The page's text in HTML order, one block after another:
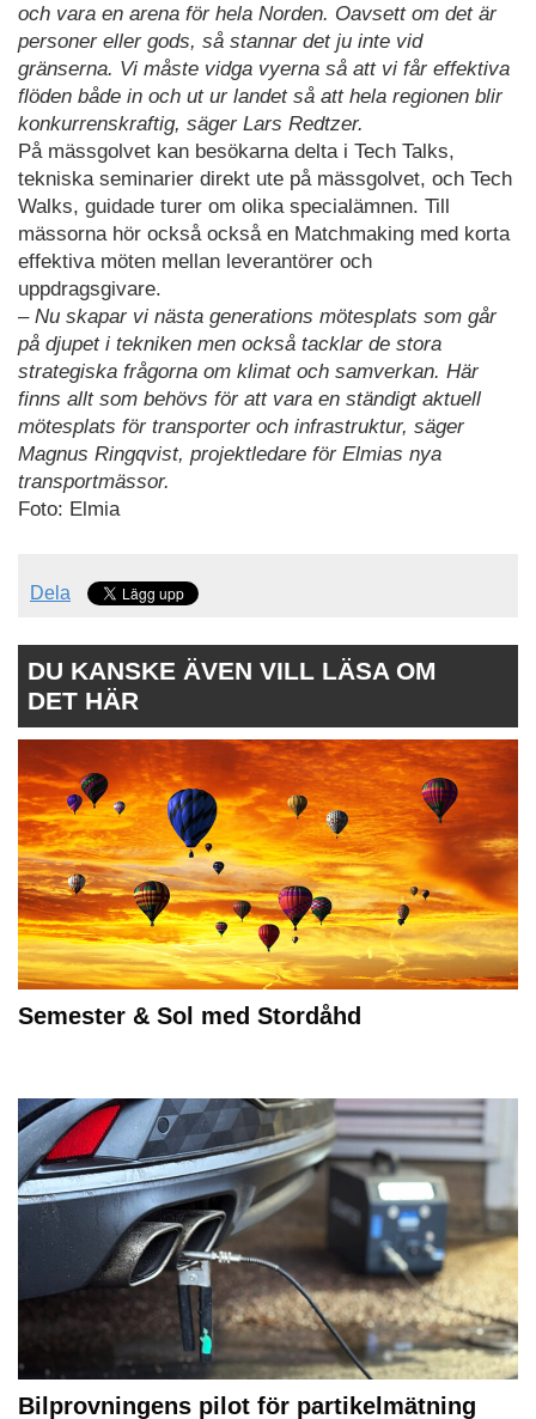
och vara en arena för hela Norden. Oavsett om det är
personer eller gods, så stannar det ju inte vid
gränserna. Vi måste vidga vyerna så att vi får effektiva
flöden både in och ut ur landet så att hela regionen blir
konkurrenskraftig, säger Lars Redtzer.
På mässgolvet kan besökarna delta i Tech Talks,
tekniska seminarier direkt ute på mässgolvet, och Tech
Walks, guidade turer om olika specialämnen. Till
mässorna hör också också en Matchmaking med korta
effektiva möten mellan leverantörer och
uppdragsgivare.
– Nu skapar vi nästa generations mötesplats som går
på djupet i tekniken men också tacklar de stora
strategiska frågorna om klimat och samverkan. Här
finns allt som behövs för att vara en ständigt aktuell
mötesplats för transporter och infrastruktur, säger
Magnus Ringqvist, projektledare för Elmias nya
transportmässor.
Foto: Elmia
Dela
DU KANSKE ÄVEN VILL LÄSA OM
DET HÄR
Semester & Sol med Stordåhd
Bilprovningens pilot för partikelmätning